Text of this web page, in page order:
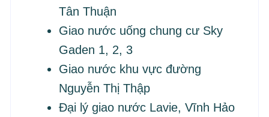
Tân Thuận
Giao nước uống chung cư Sky
Gaden 1, 2, 3
Giao nước khu vực đường
Nguyễn Thị Thập
Đại lý giao nước Lavie, Vĩnh Hảo